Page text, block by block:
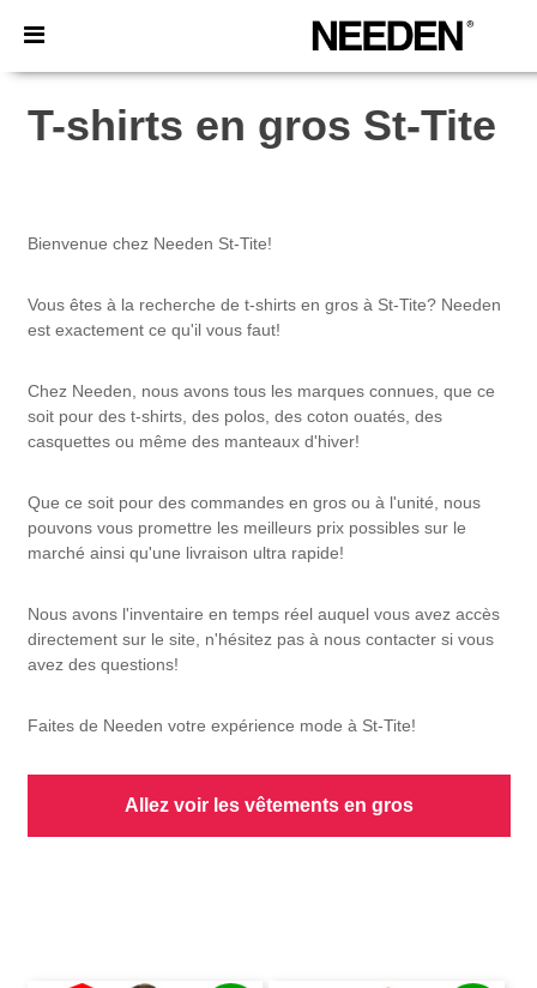
×
T-shirts en gros St-Tite
Bienvenue chez Needen St-Tite!
Vous êtes à la recherche de t-shirts en gros à St-Tite? Needen
est exactement ce qu'il vous faut!
Chez Needen, nous avons tous les marques connues, que ce
soit pour des t-shirts, des polos, des coton ouatés, des
casquettes ou même des manteaux d'hiver!
Que ce soit pour des commandes en gros ou à l'unité, nous
pouvons vous promettre les meilleurs prix possibles sur le
marché ainsi qu'une livraison ultra rapide!
Nous avons l'inventaire en temps réel auquel vous avez accès
directement sur le site, n'hésitez pas à nous contacter si vous
avez des questions!
Faites de Needen votre expérience mode à St-Tite!
Allez voir les vêtements en gros